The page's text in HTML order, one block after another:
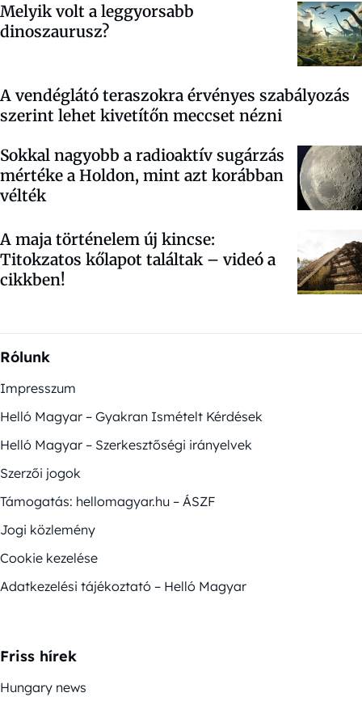
Melyik volt a leggyorsabb
dinoszaurusz?
A vendéglátó teraszokra érvényes szabályozás
szerint lehet kivetítőn meccset nézni
Sokkal nagyobb a radioaktív sugárzás
mértéke a Holdon, mint azt korábban
vélték
A maja történelem új kincse:
Titokzatos kőlapot találtak – videó a
cikkben!
Rólunk
Impresszum
Helló Magyar – Gyakran Ismételt Kérdések
Helló Magyar – Szerkesztőségi irányelvek
Szerzői jogok
Támogatás: hellomagyar.hu – ÁSZF
Jogi közlemény
Cookie kezelése
Adatkezelési tájékoztató – Helló Magyar
Friss hírek
Hungary news